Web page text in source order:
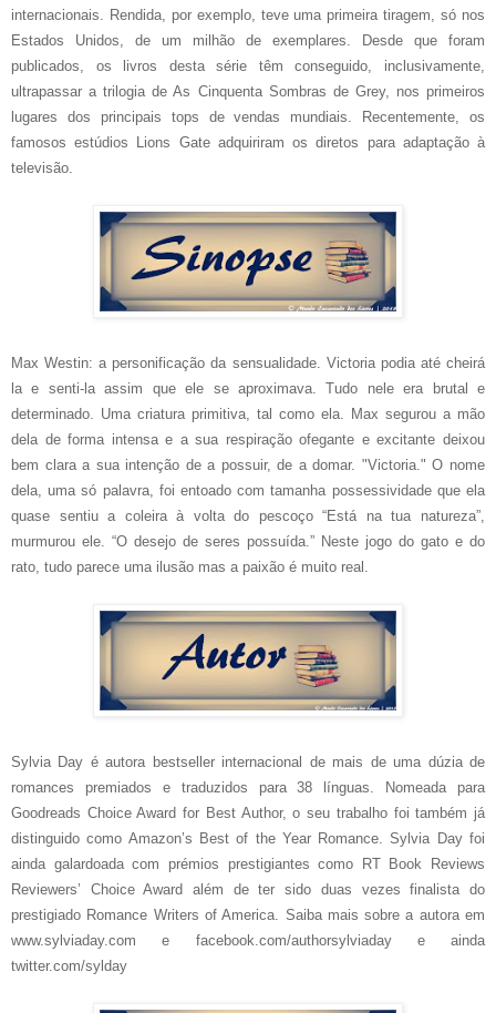
internacionais. Rendida, por exemplo, teve uma primeira tiragem, só nos
Estados Unidos, de um milhão de exemplares. Desde que foram
publicados, os livros desta série têm conseguido, inclusivamente,
ultrapassar a trilogia de As Cinquenta Sombras de Grey, nos primeiros
lugares dos principais tops de vendas mundiais. Recentemente, os
famosos estúdios Lions Gate adquiriram os diretos para adaptação à
televisão.
Max Westin: a personificação da sensualidade. Victoria podia até cheirá
la e senti-la assim que ele se aproximava. Tudo nele era brutal e
determinado. Uma criatura primitiva, tal como ela. Max segurou a mão
dela de forma intensa e a sua respiração ofegante e excitante deixou
bem clara a sua intenção de a possuir, de a domar. "Victoria." O nome
dela, uma só palavra, foi entoado com tamanha possessividade que ela
quase sentiu a coleira à volta do pescoço “Está na tua natureza”,
murmurou ele. “O desejo de seres possuída.” Neste jogo do gato e do
rato, tudo parece uma ilusão mas a paixão é muito real.
Sylvia Day é autora bestseller internacional de mais de uma dúzia de
romances premiados e traduzidos para 38 línguas. Nomeada para
Goodreads Choice Award for Best Author, o seu trabalho foi também já
distinguido como Amazon’s Best of the Year Romance. Sylvia Day foi
ainda galardoada com prémios prestigiantes como RT Book Reviews
Reviewers’ Choice Award além de ter sido duas vezes finalista do
prestigiado Romance Writers of America. Saiba mais sobre a autora em
www.sylviaday.com e facebook.com/authorsylviaday e ainda
twitter.com/sylday